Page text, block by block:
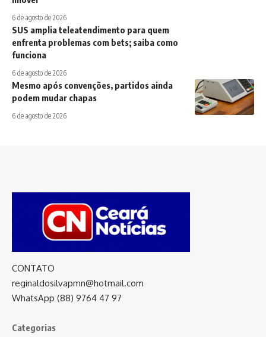
6 de agosto de 2026
SUS amplia teleatendimento para quem
enfrenta problemas com bets; saiba como
funciona
6 de agosto de 2026
Mesmo após convenções, partidos ainda
podem mudar chapas
6 de agosto de 2026
CONTATO
reginaldosilvapmn@hotmail.com
WhatsApp (88) 9764 47 97
Categorias